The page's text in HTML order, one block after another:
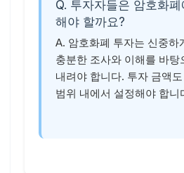
Q. 투자자들은 암호화
해야 할까요?
A. 암호화폐 투자는 신중하
충분한 조사와 이해를 바탕
내려야 합니다. 투자 금액
범위 내에서 설정해야 합니